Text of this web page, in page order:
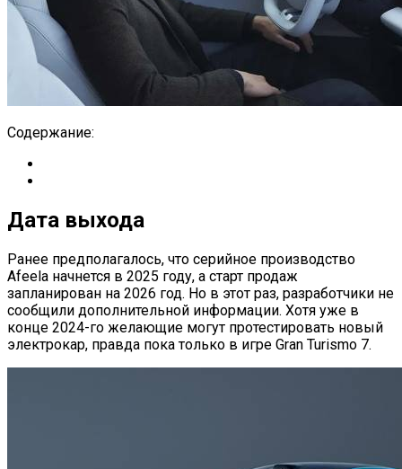
Содержание:
Дата выхода
Ранее предполагалось, что серийное производство
Afeela начнется в 2025 году, а старт продаж
запланирован на 2026 год. Но в этот раз, разработчики не
сообщили дополнительной информации. Хотя уже в
конце 2024-го желающие могут протестировать новый
электрокар, правда пока только в игре Gran Turismo 7.